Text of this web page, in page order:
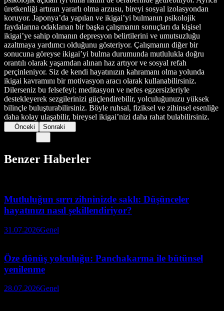
üretkenliği artıran yararlı olma arzusu, bireyi sosyal izolasyondan
koruyor. Japonya’da yapılan ve ikigai’yi bulmanın psikolojik
faydalarına odaklanan bir başka çalışmanın sonuçları da kişisel
ikigai’ye sahip olmanın depresyon belirtilerini ve umutsuzluğu
azaltmaya yardımcı olduğunu gösteriyor. Çalışmanın diğer bir
sonucuna göreyse ikigai’yi bulma durumunda mutlulukla doğru
orantılı olarak yaşamdan alınan haz artıyor ve sosyal refah
perçinleniyor. Siz de kendi hayatınızın kahramanı olma yolunda
ikigai kavramını bir motivasyon aracı olarak kullanabilirsiniz.
Dilerseniz bu felsefeyi; meditasyon ve nefes egzersizleriyle
destekleyerek sezgilerinizi güçlendirebilir, yolculuğunuzu yüksek
bilinçle buluşturabilirsiniz. Böyle ruhsal, fiziksel ve zihinsel esenliğe
daha kolay ulaşabilir, bireysel ikigai’nizi daha rahat bulabilirsiniz.
Önceki Sonraki
Benzer Haberler
Mutluluğun sırrı zihninizde saklı: Düşünceler
hayatınızı nasıl şekillendiriyor?
31.07.2026Genel
Öze dönüş yolculuğu: Panchakarma ile bütünsel
yenilenme
28.07.2026Genel